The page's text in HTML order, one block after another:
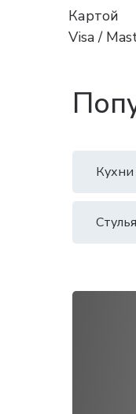
Картой
Visa /
Кухни
Стулья